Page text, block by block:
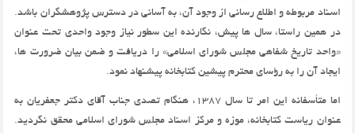
اسناد مربوطه و اطلاع رسانی از وجود آن، به آسانی در دسترس پژوهشگران باشد.
در همین راستا، سال ها پیش، نگارنده این سطور نیاز وجود واحدی تحت عنوان
«واحد تاریخ شفاهی مجلس شورای اسلامی» را دریافت و ضمن بیان ضرورت ها،
ایجاد آن را به رؤسای محترم پیشین کتابخانه پیشنهاد نمود.
اما متأسفانه این امر تا سال 1387، هنگام تصدی جناب آقای دکتر جعفریان به
عنوان ریاست کتابخانه، موزه و مرکز اسناد مجلس شورای اسلامی محقق نگردید.